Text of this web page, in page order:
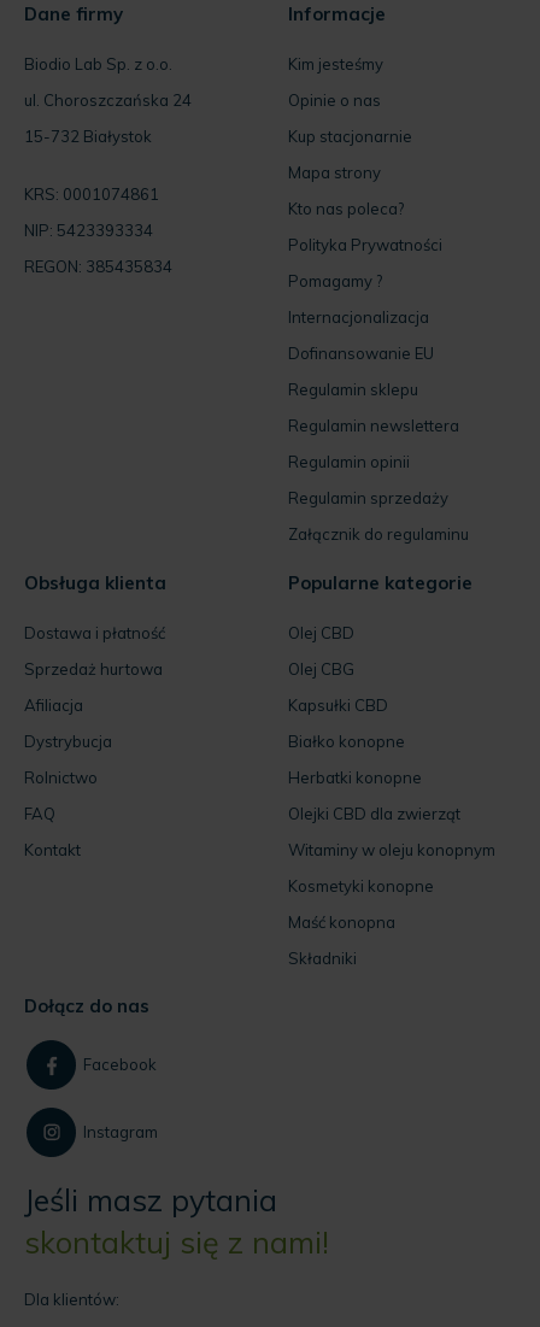
Dane firmy
Biodio Lab Sp. z o.o.
ul. Choroszczańska 24
15-732 Białystok
KRS: 0001074861
NIP: 5423393334
REGON: 385435834
Informacje
Kim jesteśmy
Opinie o nas
Kup stacjonarnie
Mapa strony
Kto nas poleca?
Polityka Prywatności
Pomagamy ?
Internacjonalizacja
Dofinansowanie EU
Regulamin sklepu
Regulamin newslettera
Regulamin opinii
Regulamin sprzedaży
Załącznik do regulaminu
Obsługa klienta
Dostawa i płatność
Sprzedaż hurtowa
Afiliacja
Dystrybucja
Rolnictwo
FAQ
Kontakt
Popularne kategorie
Olej CBD
Olej CBG
Kapsułki CBD
Białko konopne
Herbatki konopne
Olejki CBD dla zwierząt
Witaminy w oleju konopnym
Kosmetyki konopne
Maść konopna
Składniki
Dołącz do nas
Facebook
Instagram
Jeśli masz pytania
skontaktuj się z nami!
Dla klientów: